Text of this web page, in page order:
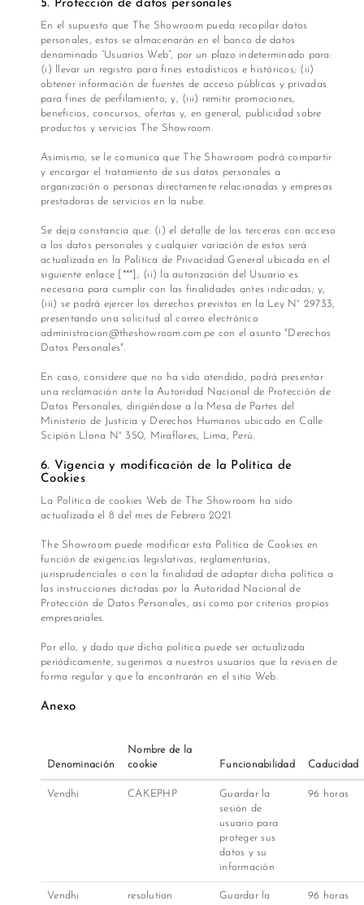
5. Protección de datos personales
​ En el supuesto que The Showroom pueda recopilar datos
personales, estos se almacenarán en el banco de datos
denominado “Usuarios Web”, por un plazo indeterminado para:
(i) llevar un registro para fines estadísticos e históricos; (ii)
obtener información de fuentes de acceso públicas y privadas
para fines de perfilamiento; y, (iii) remitir promociones,
beneficios, concursos, ofertas y, en general, publicidad sobre
productos y servicios The Showroom.
Asimismo, se le comunica que The Showroom podrá compartir
y encargar el tratamiento de sus datos personales a
organización o personas directamente relacionadas y empresas
prestadoras de servicios en la nube.
Se deja constancia que: (i) el detalle de los terceros con acceso
a los datos personales y cualquier variación de estos será
actualizada en la Política de Privacidad General ubicada en el
siguiente enlace [***]; (ii) la autorización del Usuario es
necesaria para cumplir con las finalidades antes indicadas; y,
(iii) se podrá ejercer los derechos previstos en la Ley N° 29733,
presentando una solicitud al correo electrónico
administracion@theshowroom.com.pe con el asunto "Derechos
Datos Personales".
En caso, considere que no ha sido atendido, podrá presentar
una reclamación ante la Autoridad Nacional de Protección de
Datos Personales, dirigiéndose a la Mesa de Partes del
Ministerio de Justicia y Derechos Humanos ubicado en Calle
Scipión Llona N° 350, Miraflores, Lima, Perú.
6. Vigencia y modificación de la Política de
Cookies
La Política de cookies Web de The Showroom ha sido
actualizada el 8 del mes de Febrero 2021.
The Showroom puede modificar esta Política de Cookies en
función de exigencias legislativas, reglamentarias,
jurisprudenciales o con la finalidad de adaptar dicha política a
las instrucciones dictadas por la Autoridad Nacional de
Protección de Datos Personales, así como por criterios propios
empresariales.
Por ello, y dado que dicha política puede ser actualizada
periódicamente, sugerimos a nuestros usuarios que la revisen de
forma regular y que la encontrarán en el sitio Web.
Anexo
Denominación
Nombre de la
cookie
Funcionabilidad Caducidad
Vendhi CAKEPHP
Guardar la
sesión de
usuario para
proteger sus
datos y su
información
96 horas
Vendhi resolution
Guardar la
96 horas